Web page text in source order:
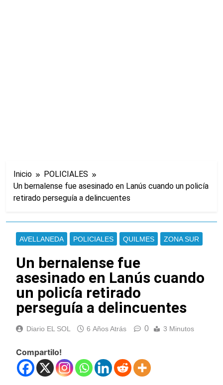
Inicio
POLICIALES
Un bernalense fue asesinado en Lanús cuando un policía
retirado perseguía a delincuentes
AVELLANEDA POLICIALES QUILMES ZONA SUR
Un bernalense fue
asesinado en Lanús cuando
un policía retirado
perseguía a delincuentes
Diario EL SOL 6 Años Atrás 0 3 Minutos
Compartilo!